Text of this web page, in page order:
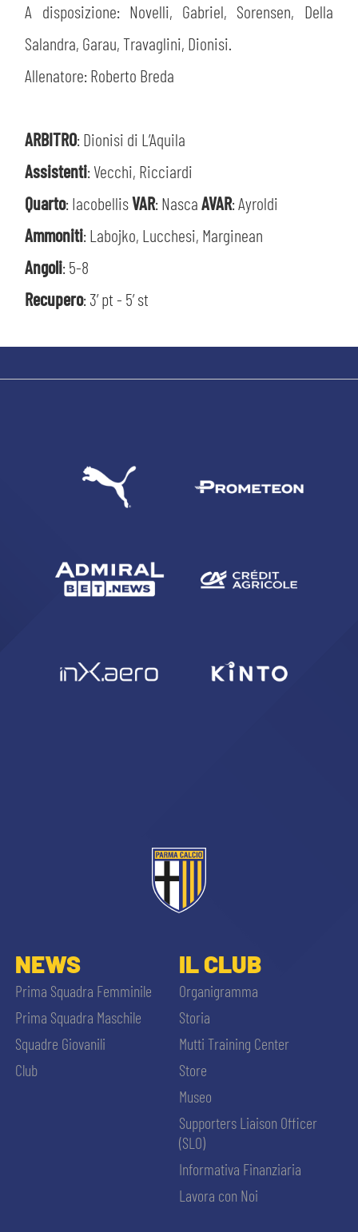
A disposizione: Novelli, Gabriel, Sorensen, Della
Salandra, Garau, Travaglini, Dionisi.
Allenatore: Roberto Breda
ARBITRO: Dionisi di L’Aquila
Assistenti: Vecchi, Ricciardi
Quarto: IacobellisVAR: NascaAVAR: Ayroldi
Ammoniti: Labojko, Lucchesi, Marginean
Angoli: 5-8
Recupero: 3’ pt - 5’ st
NEWS
Prima Squadra Femminile
Prima Squadra Maschile
Squadre Giovanili
Club
IL CLUB
Organigramma
Storia
Mutti Training Center
Store
Museo
Supporters Liaison Officer
(SLO)
Informativa Finanziaria
Lavora con Noi